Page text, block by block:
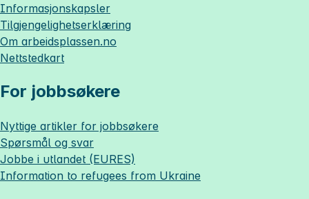
Informasjonskapsler
Tilgjengelighetserklæring
Om arbeidsplassen.no
Nettstedkart
For jobbsøkere
Nyttige artikler for jobbsøkere
Spørsmål og svar
Jobbe i utlandet (EURES)
Information to refugees from Ukraine